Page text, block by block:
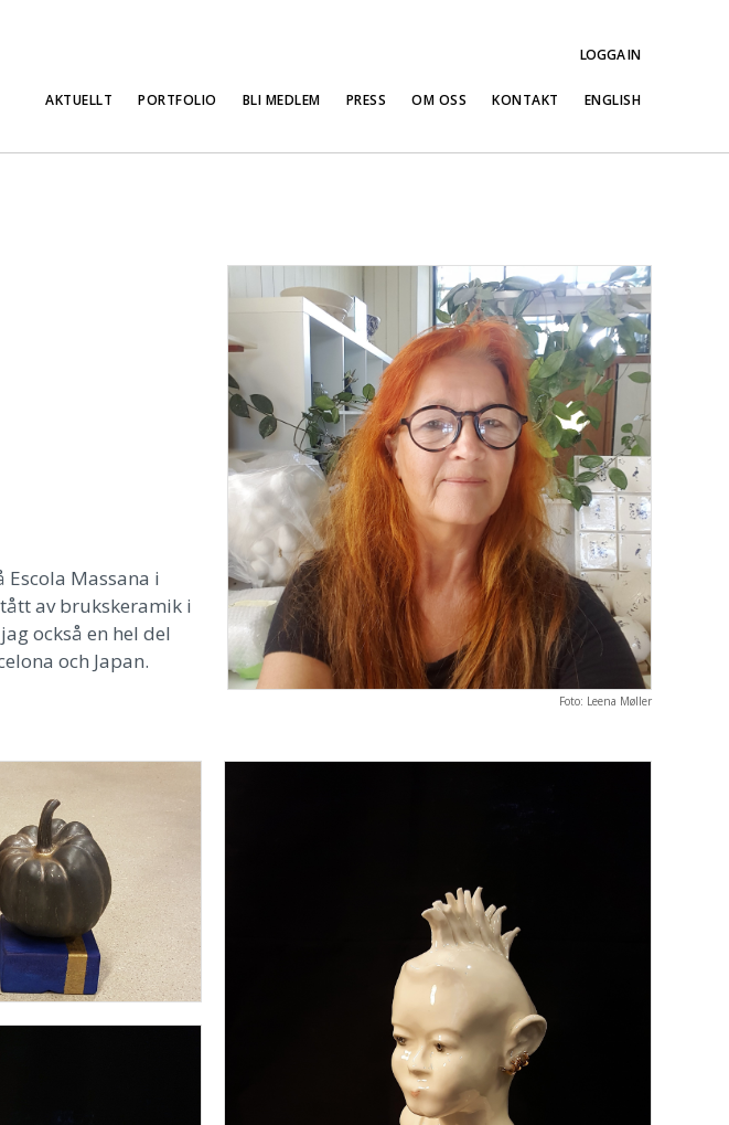
LOGGA IN
AKTUELLT PORTFOLIO BLI MEDLEM PRESS OM OSS KONTAKT ENGLISH
Massana i
av brukskeramik i
också en hel del
och Japan.
Foto: Leena Møller